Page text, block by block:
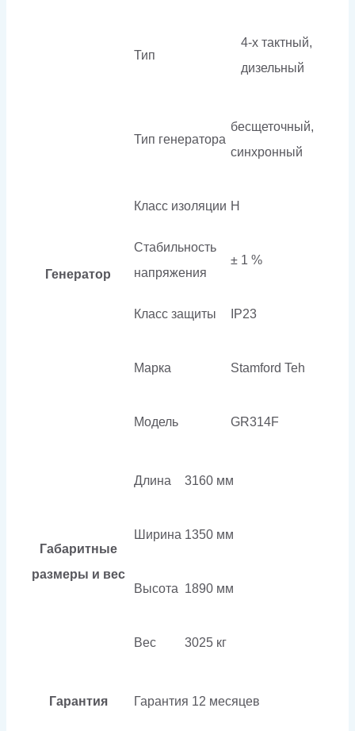
Тип
4-х тактный,
дизельный
Генератор
Тип генератора
бесщеточный,
синхронный
Класс изоляции H
Стабильность
напряжения
± 1 %
Класс защиты IP23
Марка Stamford Teh
Модель GR314F
Габаритные
размеры и вес
Длина 3160 мм
Ширина 1350 мм
Высота 1890 мм
Вес 3025 кг
Гарантия Гарантия 12 месяцев